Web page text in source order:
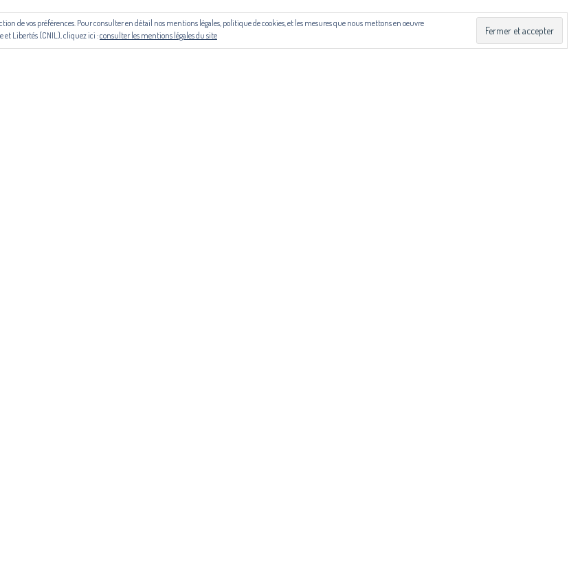
© Copyright 2024. Tous droits réservés
de vos préférences. Pour consulter en détail nos mentions légales, politique de cookies, et les mesures que nous mettons en oeuvre
et Libertés (CNIL), cliquez ici :consulter les mentions légales du site